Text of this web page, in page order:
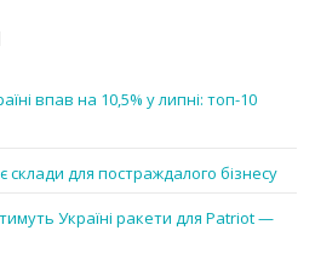
впав на 10,5% у липні: топ-10
для постраждалого бізнесу
Україні ракети для Patriot —